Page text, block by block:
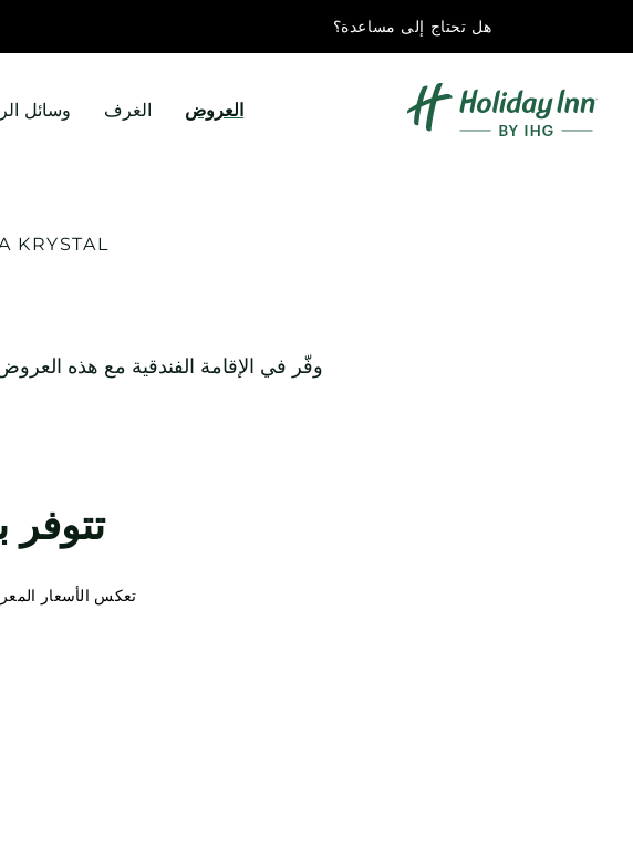
هل تحتاج إلى مساعدة؟
العروض الغرف وسائل
KRYSTAL
وفّر في الإقامة الفندقية مع هذه
تتوفر
تعكس الأسعار